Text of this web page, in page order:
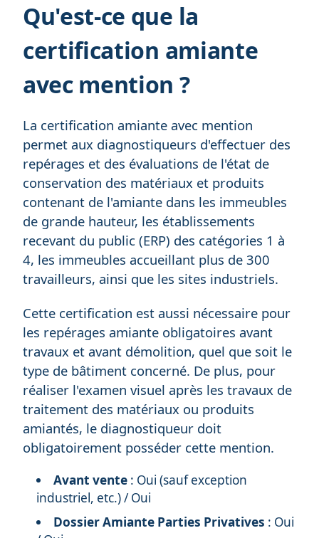
Qu'est-ce que la
certification amiante
avec mention ?
La certification amiante avec mention
permet aux diagnostiqueurs d'effectuer des
repérages et des évaluations de l'état de
conservation des matériaux et produits
contenant de l'amiante dans les immeubles
de grande hauteur, les établissements
recevant du public (ERP) des catégories 1 à
4, les immeubles accueillant plus de 300
travailleurs, ainsi que les sites industriels.
Cette certification est aussi nécessaire pour
les repérages amiante obligatoires avant
travaux et avant démolition, quel que soit le
type de bâtiment concerné. De plus, pour
réaliser l'examen visuel après les travaux de
traitement des matériaux ou produits
amiantés, le diagnostiqueur doit
obligatoirement posséder cette mention.
Avant vente : Oui (sauf exception
industriel, etc.) / Oui
Dossier Amiante Parties Privatives : Oui